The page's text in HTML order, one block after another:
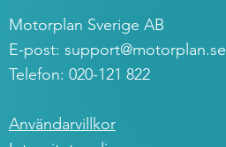
Motorplan Sverige AB
E-post: support@motorplan.se
Telefon: 020-121 822
Användarvillkor